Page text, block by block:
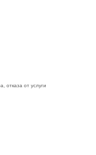
отказа от услуги